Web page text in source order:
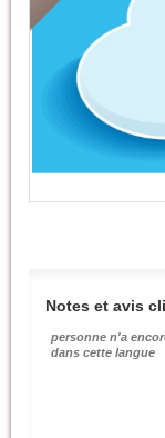
Notes et avis
personne n'a
dans cette langue